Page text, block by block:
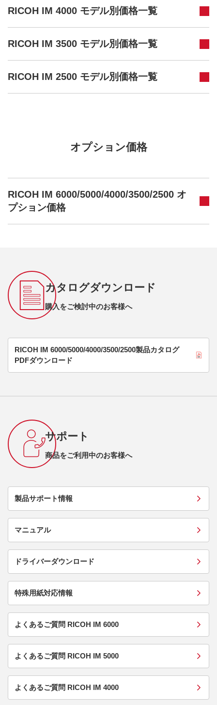
RICOH IM 4000 モデル別価格一覧
RICOH IM 3500 モデル別価格一覧
RICOH IM 2500 モデル別価格一覧
オプション価格
RICOH IM 6000/5000/4000/3500/2500 オ
プション価格
カタログダウンロード
購入をご検討中のお客様へ
RICOH IM 6000/5000/4000/3500/2500製品カタログ
PDFダウンロード
サポート
商品をご利用中のお客様へ
製品サポート情報
マニュアル
ドライバーダウンロード
特殊用紙対応情報
よくあるご質問 RICOH IM 6000
よくあるご質問 RICOH IM 5000
よくあるご質問 RICOH IM 4000